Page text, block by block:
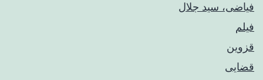
فیاضی، سید جلال
فیلم
قزوین
قضایی